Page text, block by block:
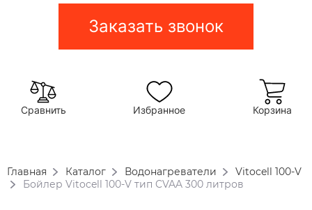
Заказать звонок
Сравнить Избранное Корзина
Главная Каталог Водонагреватели
Vitocell 100-V
Бойлер Vitocell 100-V тип CVAA 300 литров